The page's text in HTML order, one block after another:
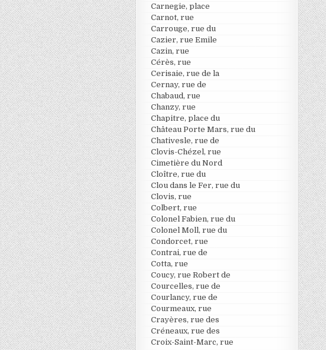
Carnegie, place
Carnot, rue
Carrouge, rue du
Cazier, rue Emile
Cazin, rue
Cérès, rue
Cerisaie, rue de la
Cernay, rue de
Chabaud, rue
Chanzy, rue
Chapitre, place du
Château Porte Mars, rue du
Chativesle, rue de
Clovis-Chézel, rue
Cimetière du Nord
Cloître, rue du
Clou dans le Fer, rue du
Clovis, rue
Colbert, rue
Colonel Fabien, rue du
Colonel Moll, rue du
Condorcet, rue
Contrai, rue de
Cotta, rue
Coucy, rue Robert de
Courcelles, rue de
Courlancy, rue de
Courmeaux, rue
Crayères, rue des
Créneaux, rue des
Croix-Saint-Marc, rue